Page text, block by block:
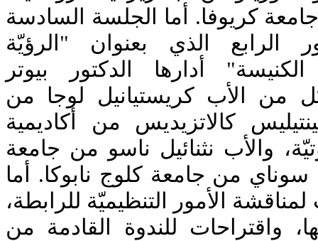
كريوفا. أما الجلسة السادسة
الرابع الذي بعنوان "الرؤيّة
أدارها الدكتور بيوتر
من الأب كريستيانيل لوجا من
كالاتزيديس من أكاديمية
والأب نثنائيل ناسو من جامعة
سوناي من جامعة كلوج نابوكا. أما
الأمور التنظيميّة للرابطة،
واقتراحات للندوة القادمة من